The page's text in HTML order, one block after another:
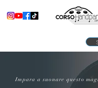
Impara a suonare questo